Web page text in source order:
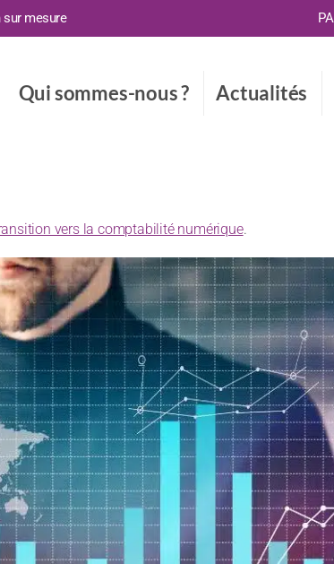
mesure
Qui sommes-nous ? Actualités
vers la comptabilité numérique.